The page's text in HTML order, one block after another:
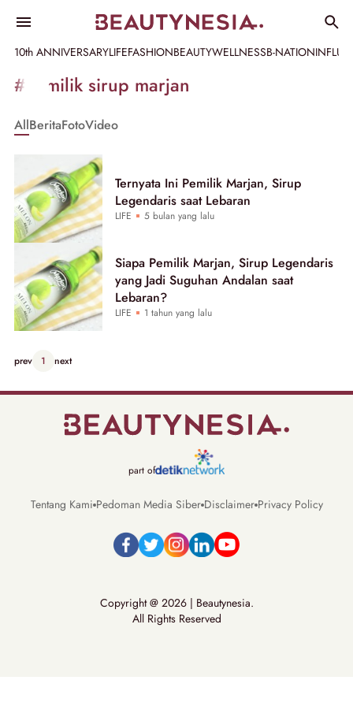
10th ANNIVERSARYLIFEFASHIONBEAUTYWELLNESSB-NATION
Informasi
[GET_DATA_TITLE]
Beautynesia
#pemilik sirup marjan
AllBeritaFotoVideo
Ternyata Ini Pemilik Marjan, Sirup
Legendaris saat Lebaran
LIFE 5 bulan yang lalu
Siapa Pemilik Marjan, Sirup Legendaris
yang Jadi Suguhan Andalan saat
Lebaran?
LIFE 1 tahun yang lalu
prev 1 next
part of
Tentang Kami Pedoman Media Siber Disclaimer Privacy Policy
Copyright @ 2026 | Beautynesia.
All Rights Reserved